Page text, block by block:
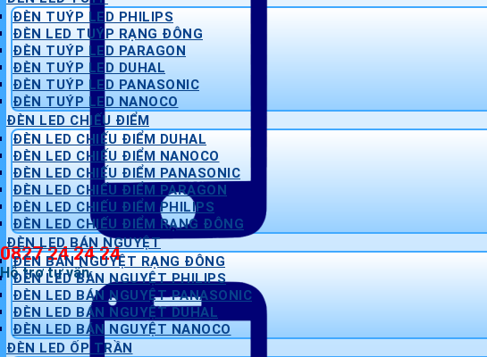
0827 24 24 24
Hỗ trợ tư vấn
ĐÈN TUÝP LED PHILIPS
ĐÈN LED TUÝP RẠNG ĐÔNG
ĐÈN TUÝP LED PARAGON
ĐÈN TUÝP LED DUHAL
ĐÈN TUÝP LED PANASONIC
ĐÈN TUÝP LED NANOCO
ĐÈN LED CHIẾU ĐIỂM
ĐÈN LED CHIẾU ĐIỂM DUHAL
ĐÈN LED CHIẾU ĐIỂM NANOCO
ĐÈN LED CHIẾU ĐIỂM PANASONIC
ĐÈN LED CHIẾU ĐIỂM PARAGON
ĐÈN LED CHIẾU ĐIỂM PHILIPS
ĐÈN LED CHIẾU ĐIỂM RẠNG ĐÔNG
ĐÈN LED BÁN NGUYỆT
ĐÈN BÁN NGUYỆT RẠNG ĐÔNG
ĐÈN LED BÁN NGUYỆT PHILIPS
ĐÈN LED BÁN NGUYỆT PANASONIC
ĐÈN LED BÁN NGUYỆT DUHAL
ĐÈN LED BÁN NGUYỆT NANOCO
ĐÈN LED ỐP TRẦN